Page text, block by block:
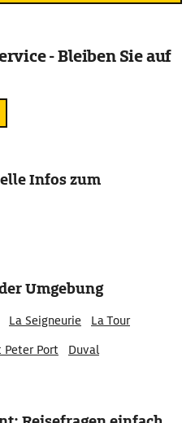
- Bleiben Sie auf
Infos zum
Umgebung
La Seigneurie
La Tour
Peter Port Duval